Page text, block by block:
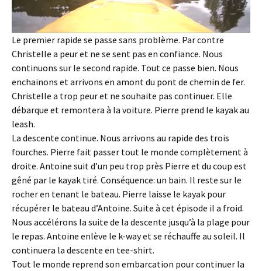
Le premier rapide se passe sans problème. Par contre
Christelle a peur et ne se sent pas en confiance. Nous
continuons sur le second rapide. Tout ce passe bien. Nous
enchainons et arrivons en amont du pont de chemin de fer.
Christelle a trop peur et ne souhaite pas continuer. Elle
débarque et remontera à la voiture. Pierre prend le kayak au
leash.
La descente continue. Nous arrivons au rapide des trois
fourches. Pierre fait passer tout le monde complètement à
droite. Antoine suit d’un peu trop près Pierre et du coup est
gêné par le kayak tiré. Conséquence: un bain. Il reste sur le
rocher en tenant le bateau. Pierre laisse le kayak pour
récupérer le bateau d’Antoine. Suite à cet épisode il a froid.
Nous accélérons la suite de la descente jusqu’à la plage pour
le repas. Antoine enlève le k-way et se réchauffe au soleil. Il
continuera la descente en tee-shirt.
Tout le monde reprend son embarcation pour continuer la